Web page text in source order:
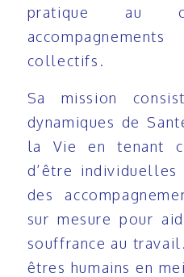
pratique au
collectifs.
Sa mission
dynamiques de
la Vie en tenant
d’être
des
sur mesure pour
souffrance au
êtres humains en